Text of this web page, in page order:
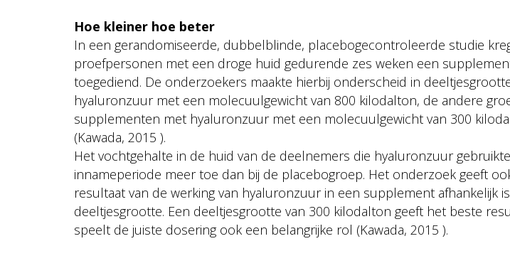
Hoe kleiner hoe beter
In een gerandomiseerde, dubbelblinde, placebogecontroleerde studie
proefpersonen met een droge huid gedurende zes weken een
toegediend. De onderzoekers maakte hierbij onderscheid in
hyaluronzuur met een molecuulgewicht van 800 kilodalton, de andere
supplementen met hyaluronzuur met een molecuulgewicht van 300
(Kawada, 2015 ).
Het vochtgehalte in de huid van de deelnemers die hyaluronzuur
innameperiode meer toe dan bij de placebogroep. Het onderzoek geeft
resultaat van de werking van hyaluronzuur in een supplement afhankelijk
deeltjesgrootte. Een deeltjesgrootte van 300 kilodalton geeft het beste
speelt de juiste dosering ook een belangrijke rol (Kawada, 2015 ).